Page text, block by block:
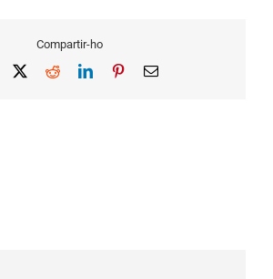
Compartir-ho
Facebook RedditLinkedInPinterestEmail